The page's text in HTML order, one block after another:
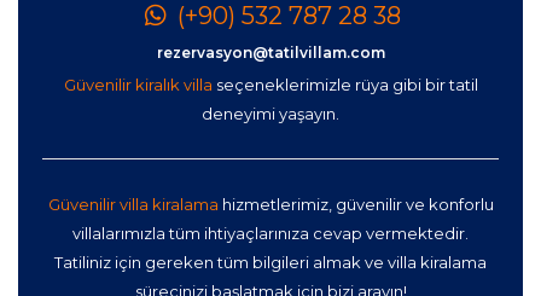
(+90) 532 787 28 38
rezervasyon@tatilvillam.com
Güvenilir kiralık villa seçeneklerimizle rüya gibi bir tatil
deneyimi yaşayın.
Güvenilir villa kiralama hizmetlerimiz, güvenilir ve konforlu
villalarımızla tüm ihtiyaçlarınıza cevap vermektedir.
Tatiliniz için gereken tüm bilgileri almak ve villa kiralama
sürecinizi başlatmak için bizi arayın!